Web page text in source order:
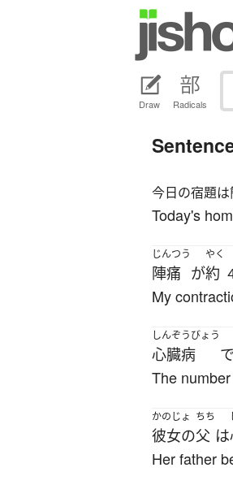
Draw Radicals
今日の宿題は
Today's
じんつう
陣痛 が
やく
約
My
しんぞうびょう
心臓病 で
The
かのじょ
彼女の
ちち
父 は
Her father